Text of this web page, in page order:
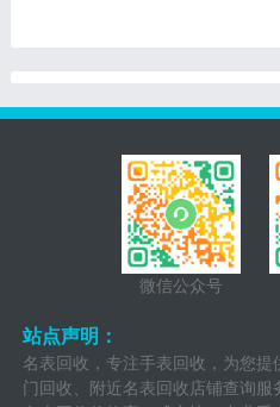
微信公众号
站点声明：
名表回收，专注手表回收，为您
门回收、附近名表回收店铺查询服